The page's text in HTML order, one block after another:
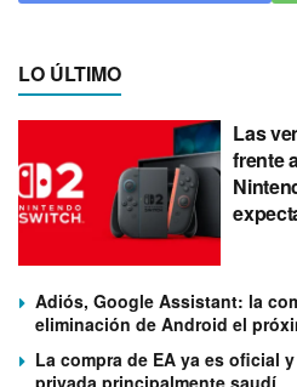
LO ÚLTIMO
Las
frente
Adiós, Google Assistant: la
eliminación de Android el
La compra de EA ya es oficial
privada principalmente saudí